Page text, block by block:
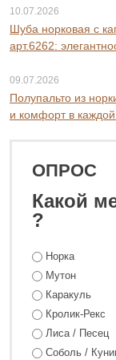
0 ₽
10.07.2026
Шуба норковая с
арт.6262:
09.07.2026
Полупальто из
и комфорт в
ОПРОС
Какой
?
Норка
Мутон
Каракуль
Кролик-Рекс
Лиса / Песец
Соболь /